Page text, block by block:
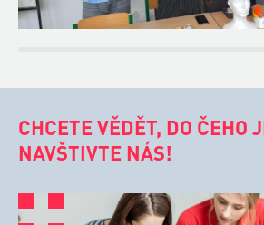
CHCETE VĚDĚT, DO ČEHO
NAVŠTIVTE NÁS!